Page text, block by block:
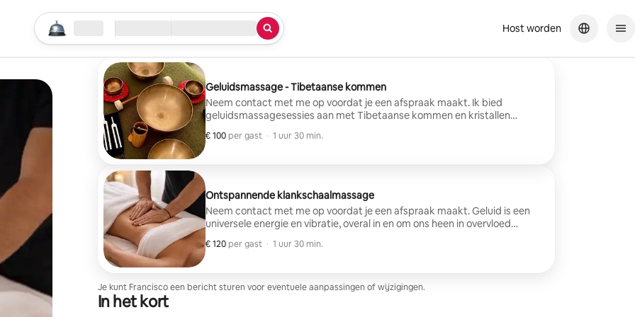
Begin je zoektocht
Locatie Inchecken/uitchecken
Service Host worden
Geluidsmassage - Tibetaanse kommen
Neem contact met me op voordat je een afspraak maakt. Ik bied
geluidsmassagesessies aan met Tibetaanse kommen en kristallen
kommen. De vibraties omhullen het lichaam, bevorderen het loslaten,
laten spanning los, kalmeren de geest en ondersteunen de
ondersteuning.
€ 100 per gast
€ 100 per gast
, · 1 uur 30 min.
Ontspannende klankschaalmassage
Neem contact met me op voordat je een afspraak maakt. Geluid is een
universele energie en vibratie, overal in en om ons heen in overvloed
verbinden met deze vibratie met het oog op zelfgenezing en het
Vermindering van stress of spanning: mentaal, fysiek en emotioneel. -
Gewrichts-/spierpijn. - Slaap-/spijsverteringsstoornissen. -
€ 120 per gast
€ 120 per gast
, · 1 uur 30 min.
Je kunt Francisco een bericht sturen voor eventuele aanpassingen of wijzigingen.
In het kort